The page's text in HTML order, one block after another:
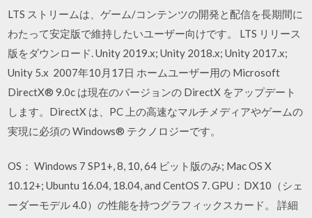
LTS ストリームは、ゲーム/コンテンツの開発と配信を長期間に
わたって安定版で維持したいユーザー向けです。 LTS リリース
版をダウンロード. Unity 2019.x; Unity 2018.x; Unity 2017.x;
Unity 5.x 2007年10月17日 ホームユーザー用の Microsoft
DirectX® 9.0c は現在のバージョンの DirectX をアップデート
します。DirectX は、PC 上の高速なマルチメディアやゲームの
実現に必須の Windows® テクノロジーです。
OS： Windows 7 SP1+, 8, 10, 64 ビット版のみ; Mac OS X
10.12+; Ubuntu 16.04, 18.04, and CentOS 7. GPU：DX10（シェ
ーダーモデル 4.0）の性能を持つグラフィックスカード。 詳細